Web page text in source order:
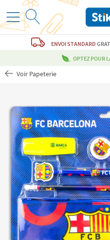
ENVOI STANDARD
OPTEZ POUR
Voir Papeterie